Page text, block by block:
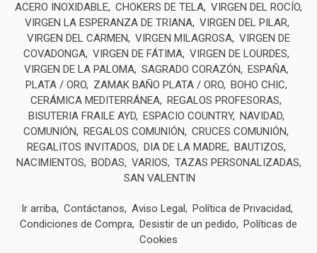
ACERO INOXIDABLE CHOKERS DE TELA VIRGEN DEL ROCÍO
VIRGEN LA ESPERANZA DE TRIANA VIRGEN DEL PILAR
VIRGEN DEL CARMEN
VIRGEN MILAGROSA VIRGEN DE
COVADONGA VIRGEN DE FÁTIMA VIRGEN DE LOURDES
VIRGEN DE LA PALOMA SAGRADO CORAZÓN
ESPAÑA
PLATA / ORO
ZAMAK BAÑO PLATA / ORO
BOHO CHIC
CERÁMICA MEDITERRÁNEA
REGALOS PROFESORAS
BISUTERIA FRAILE AYD
ESPACIO COUNTRY
NAVIDAD
COMUNIÓN
REGALOS COMUNIÓN
CRUCES COMUNIÓN
REGALITOS INVITADOS
DIA DE LA MADRE
BAUTIZOS
NACIMIENTOS
BODAS VARIOS
TAZAS PERSONALIZADAS
SAN VALENTIN
Ir arriba Contáctanos Aviso Legal
Política de Privacidad
Condiciones de Compra
Desistir de un pedido
Políticas de
Cookies